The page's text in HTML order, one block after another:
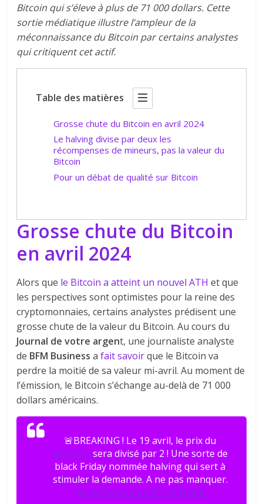
Bitcoin qui s’éleve à plus de 71 000 dollars. Cette
sortie médiatique illustre l’ampleur de la
méconnaissance du Bitcoin par certains analystes
qui critiquent cet actif.
Table des matières
Grosse chute du Bitcoin en avril 2024
Le halving divise par deux les
récompenses de mineurs, pas la valeur du
Bitcoin
Pour un débat de qualité sur Bitcoin
Grosse chute du Bitcoin
en avril 2024
Alors que le Bitcoin a atteint un nouvel ATH et que
les perspectives sont optimistes pour la reine des
cryptomonnaies, certains analystes prédisent une
grosse chute de la valeur du Bitcoin. Au cours du
Journal de votre argent, une journaliste analyste
de BFM Business afait savoirque le Bitcoin va
perdre la moitié de sa valeur mi-avril. Au moment de
l’émission, le Bitcoin s’échange au-delà de 71 000
dollars américains.
🚨BREAKING ! Le 19 avril, le prix du
#Bitcoin sera divisé par 2 ! Une sorte de
black Friday nommée halving qui sert à
stimuler la demande. A ne pas manquer.
pic.twitter.com/3hPUOENw6R